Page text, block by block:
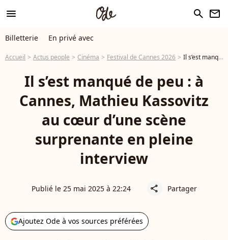
menu search newsletter
Billetterie En privé avec
Accueil Actus people Cinéma Festival de Cannes 2026 Il s’est manqué de peu : à Cannes, Mathieu Kassovitz au cœur d’une scène surprenante en pleine interview
Il s’est manqué de peu : à
Cannes, Mathieu Kassovitz
au cœur d’une scène
surprenante en pleine
interview
Publié le 25 mai 2025 à 22:24 share Partager
Ajoutez Ode à vos sources préférées